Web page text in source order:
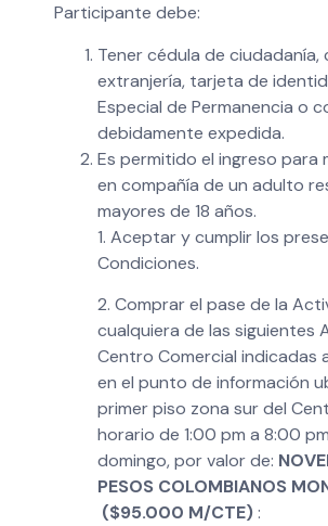
Participante debe:
Tener cédula de ciudadanía,
extranjería, tarjeta de
Especial de Permanencia o
debidamente expedida.
Es permitido el ingreso para
en compañía de un adulto
mayores de 18 años.
1. Aceptar y cumplir los
Condiciones.
2. Comprar el pase de la
cualquiera de las siguientes
Centro Comercial indicadas
en el punto de información
primer piso zona sur del
horario de 1:00 pm a 8:00
domingo, por valor de:
PESOS COLOMBIANOS
($95.000 M/CTE):